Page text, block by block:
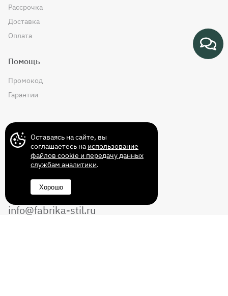
Рассрочка
Доставка
Оплата
Помощь
Промокод
Гарантии
Контакты
+7 (499) 372-43-72
8 (800) 350-14-70
info@fabrika-stil.ru
Оставаясь на сайте, вы
соглашаетесь на использование
файлов cookie и передачу данных
службам аналитики.
Хорошо